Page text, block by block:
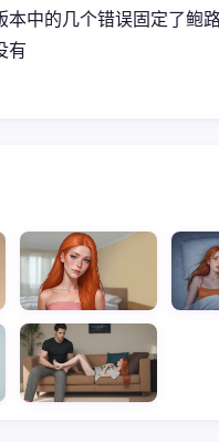
本中的几个错误固定了鲍
有